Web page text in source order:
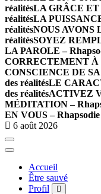
réalitésLA GRÂCE ET
réalitésLA
réalitésNOUS AVONS
réalitésSOYEZ
LA PAROLE –
CORRECTEMENT À
CONSCIENCE DE
des réalitésLE
des réalitésACTIVEZ
MÉDITATION –
EN VOUS – Rhapsodie
6 août 2026
Accueil
Être sauvé
Profil